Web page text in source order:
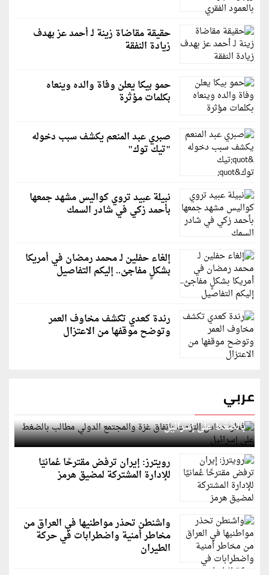
حقيقة مقاضاة زينة لـ أحمد عز بهدف
زيادة النفقة
حمو بيكا يعلن وفاة والده وينعاه
بكلمات مؤثرة
صبري عبد المنعم يكشف سبب دخوله
"تيك توك"
نبيلة عبيد تروي كواليس مشهد جمعها
بأحمد زكي في شادر السمك
إلغاء حفلين لـ محمد رمضان في أمريكا
بشكلٍ مفاجئ.. إليكم التفاصيل
رندة كعدي تكشف مخاوف العمر
وتوضح موقفها من الاعتزال
عربي
قطر: حماس التزمت باتفاق غزة والمجتمع الدولي مطالب
بالضغط على إسرائيل
رويترز: إيران ترفض مقترحًا عُمانيًا
للإدارة المشتركة لمضيق هرمز
واشنطن تحذر مواطنيها في العراق من
مخاطر أمنية واضطرابات في حركة
الطيران